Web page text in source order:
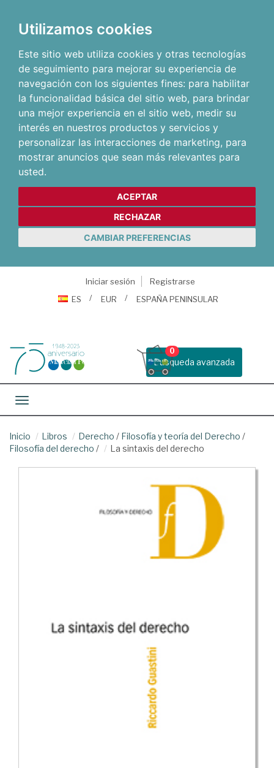
Utilizamos cookies
Este sitio web utiliza cookies y otras tecnologías
de seguimiento para mejorar su experiencia de
navegación con los siguientes fines: para habilitar
la funcionalidad básica del sitio web, para brindar
una mejor experiencia en el sitio web, medir su
interés en nuestros productos y servicios y
personalizar las interacciones de marketing, para
mostrar anuncios que sean más relevantes para
usted.
ACEPTAR
RECHAZAR
CAMBIAR PREFERENCIAS
Iniciar sesión
Registrarse
ES
EUR ESPAÑA PENINSULAR
Busqueda avanzada
0
Toggle navigation
Inicio Libros Derecho / Filosofía y teoría del Derecho /
Filosofía del derecho / La sintaxis del derecho